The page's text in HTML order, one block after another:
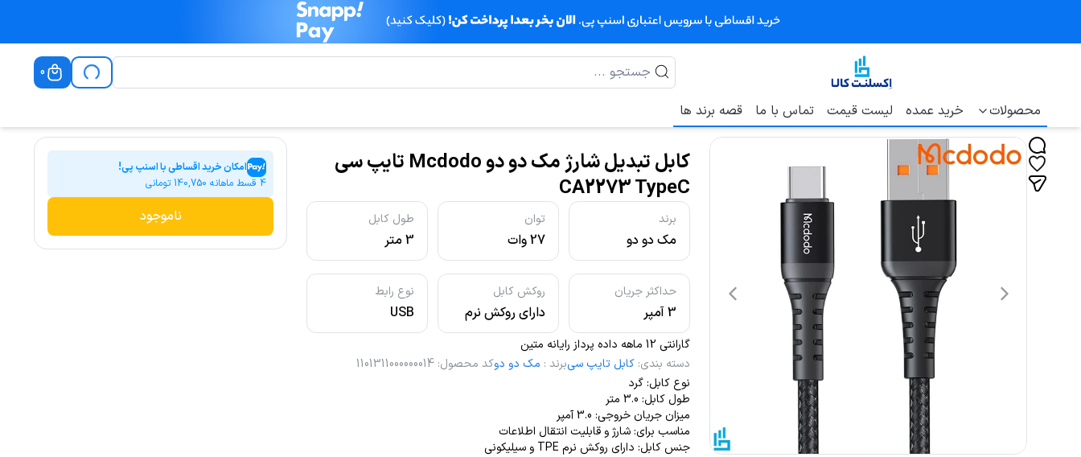
0
محصولات خرید عمده لیست قیمت تماس با ما قصه برند ها
کابل تبدیل شارژ مک دو دو Mcdodo تایپ سی
CA2273 TypeC
برند
مک دو دو
توان
27 وات
طول کابل
3 متر
حداکثر جریان
3 آمپر
روکش کابل
دارای روکش نرم
TPE و سیلیکونی
نوع رابط
USB
گارانتی 12 ماهه داده پرداز رایانه متین
دسته بندی: کابل تایپ سیبرند : مک دو دوکد محصول:
1101311000000014
نوع کابل: گرد
طول کابل: 3.0 متر
میزان جریان خروجی: 3.0 آمپر
مناسب برای: شارژ و قابلیت انتقال اطلاعات
جنس کابل: دارای روکش نرم TPE و سیلیکونی
امکان خرید اقساطی با اسنپ پی!
4 قسط ماهانه
140,750 تومانی
ناموجود